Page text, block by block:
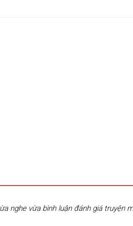
nghe vừa bình luận đánh giá truyện